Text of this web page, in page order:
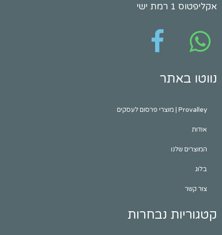
אקליפטוס 1 רמת ישי
נווטו באתר
Provalley | מוצרי פרסום לעסקים
אודות
המוצרים שלנו
בלוג
צור קשר
קטגוריות נבחרות